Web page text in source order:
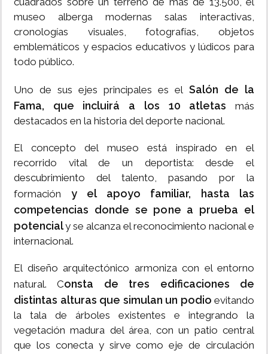
museo alberga modernas salas interactivas,
cronologías visuales, fotografías, objetos
emblemáticos y espacios educativos y lúdicos para
todo público.
Uno de sus ejes principales es el Salón de la
Fama, que incluirá a los 10 atletas más
destacados en la historia del deporte nacional.
El concepto del museo está inspirado en el
recorrido vital de un deportista: desde el
descubrimiento del talento, pasando por la
formación y el apoyo familiar, hasta las
competencias donde se pone a prueba el
potencialy se alcanza el reconocimiento nacional e
internacional.
El diseño arquitectónico armoniza con el entorno
natural. Consta de tres edificaciones de
distintas alturas que simulan un podio evitando
la tala de árboles existentes e integrando la
vegetación madura del área, con un patio central
que los conecta y sirve como eje de circulación